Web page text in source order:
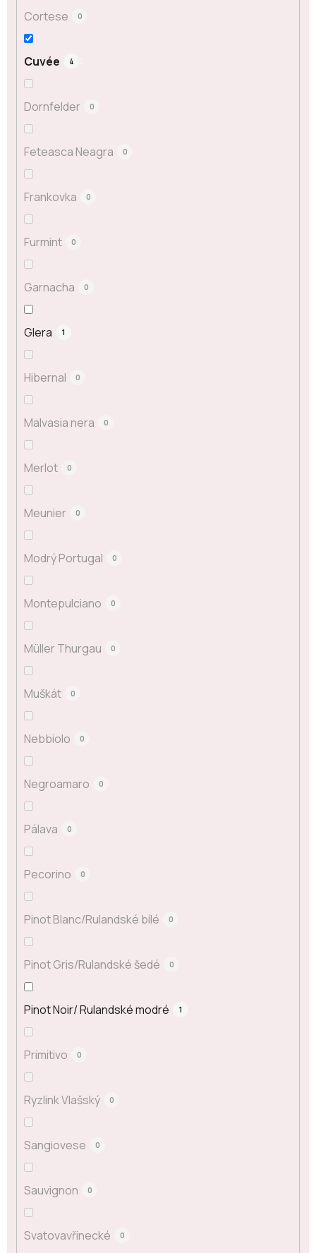
Cortese 0
Cuvée 4
Dornfelder 0
Feteasca Neagra 0
Frankovka 0
Furmint 0
Garnacha 0
Glera 1
Hibernal 0
Malvasia nera 0
Merlot 0
Meunier 0
Modrý Portugal 0
Montepulciano 0
Müller Thurgau 0
Muškát 0
Nebbiolo 0
Negroamaro 0
Pálava 0
Pecorino 0
Pinot Blanc/Rulandské bílé 0
Pinot Gris/Rulandské šedé 0
Pinot Noir/ Rulandské modré 1
Primitivo 0
Ryzlink Vlašský 0
Sangiovese 0
Sauvignon 0
Svatovavřinecké 0